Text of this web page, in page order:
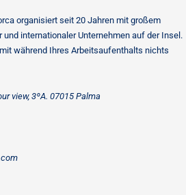
organisiert seit 20 Jahren mit großem
internationaler Unternehmen auf der Insel.
während Ihres Arbeitsaufenthalts nichts
view, 3ºA. 07015 Palma